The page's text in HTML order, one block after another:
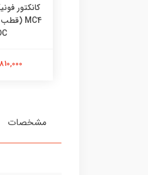
کانکتور
810,000 تومان
مشخصات